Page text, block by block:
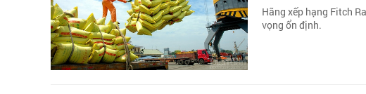
Hãng xếp hạng Fitch
vọng ổn định.